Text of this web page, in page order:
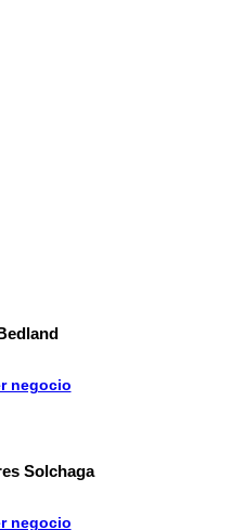
negocio
Solchaga
negocio